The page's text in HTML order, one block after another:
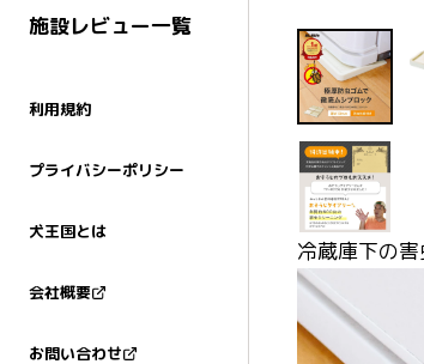
施設レビュー一覧
利用規約
プライバシーポリシー
犬王国とは
会社概要
お問い合わせ
冷蔵庫下の